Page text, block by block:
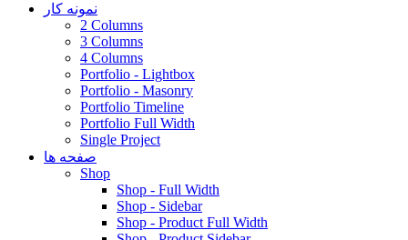
نمونه کار
2 Columns
3 Columns
4 Columns
Portfolio - Lightbox
Portfolio - Masonry
Portfolio Timeline
Portfolio Full Width
Single Project
صفحه ها
Shop
Shop - Full Width
Shop - Sidebar
Shop - Product Full Width